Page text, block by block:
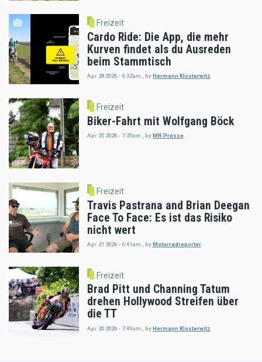
Freizeit
Cardo Ride: Die App, die mehr
Kurven findet als du Ausreden
beim Stammtisch
Apr 28 2026 - 6:32am , byHermann Klosterwitz
Freizeit
Biker-Fahrt mit Wolfgang Böck
Apr 25 2026 - 7:25am byMR Presse
Freizeit
Travis Pastrana and Brian Deegan
Face To Face: Es ist das Risiko
nicht wert
Apr 21 2026 - 6:41am byMotorradreporter
Freizeit
Brad Pitt und Channing Tatum
drehen Hollywood Streifen über
die TT
Apr 20 2026 - 7:49am byHermann Klosterwitz